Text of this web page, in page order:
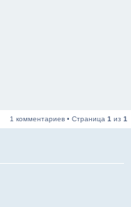
1 комментариев • Страница 1 из 1